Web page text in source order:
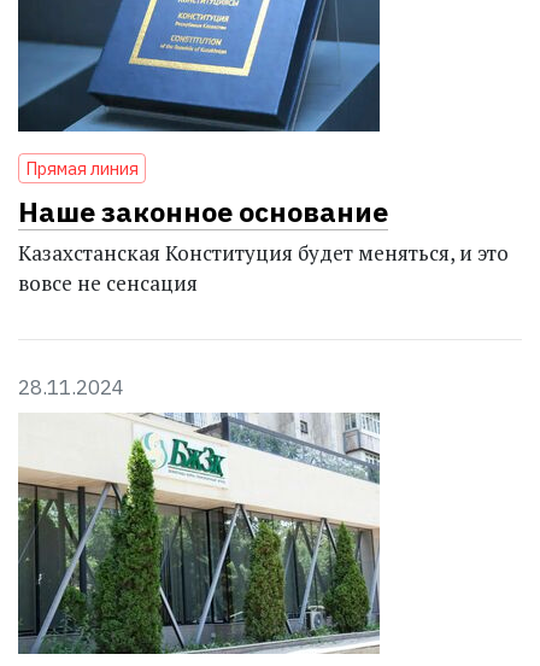
Прямая линия
Наше законное основание
Казахстанская Конституция будет меняться, и это
вовсе не сенсация
28.11.2024